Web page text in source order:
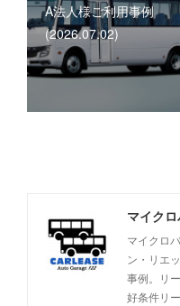
A法人様ご利用事例
(2026.07.02)
マイクロ
ン・リエ
事例。リ
好条件リ